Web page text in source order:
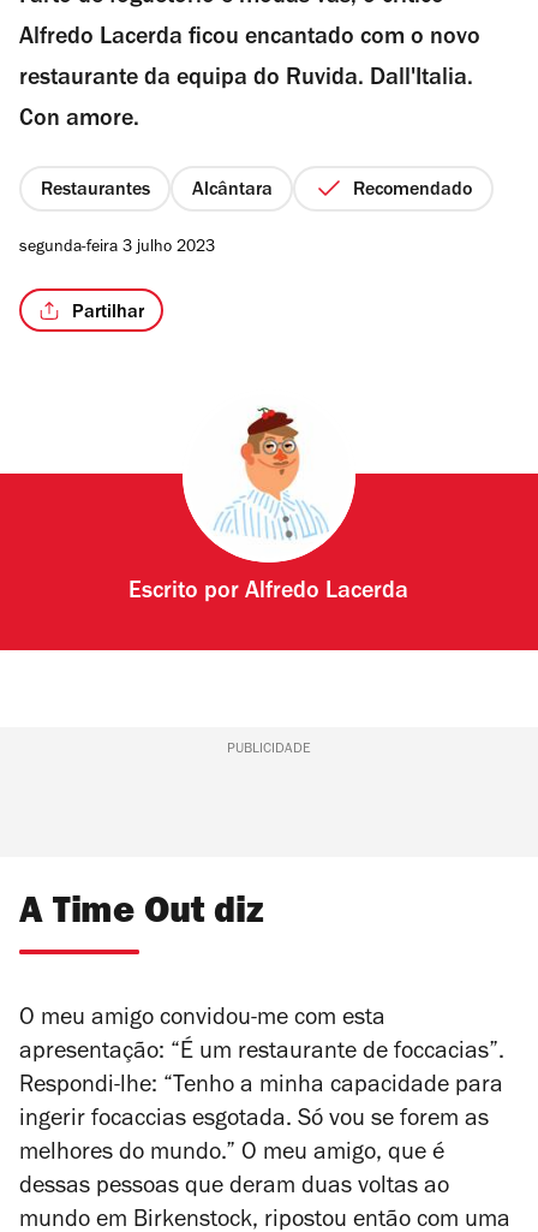
Alfredo Lacerda ficou encantado com o novo
restaurante da equipa do Ruvida. Dall'Italia.
Con amore.
Restaurantes Alcântara Recomendado
segunda-feira 3 julho 2023
Partilhar
Escrito porAlfredo Lacerda
PUBLICIDADE
A Time Out diz
O meu amigo convidou-me com esta
apresentação: “É um restaurante de foccacias”.
Respondi-lhe: “Tenho a minha capacidade para
ingerir focaccias esgotada. Só vou se forem as
melhores do mundo.” O meu amigo, que é
dessas pessoas que deram duas voltas ao
mundo em Birkenstock, ripostou então com uma